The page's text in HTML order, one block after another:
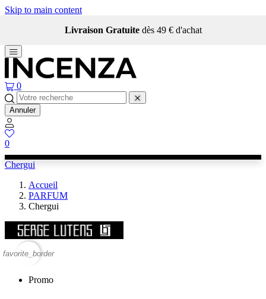
Skip to main content
Livraison Gratuite dès 49 € d'achat
0
Annuler
0
Chergui
Accueil
PARFUM
Chergui
favorite_border
Promo